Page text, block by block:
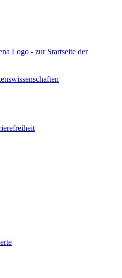
Logo - zur Startseite der